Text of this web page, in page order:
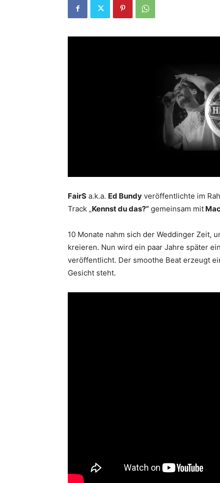
FairS a.k.a. Ed Bundy veröffentlichte im
Track „Kennst du das?“ gemeinsam mit
10 Monate nahm sich der Weddinger Zeit,
kreieren. Nun wird ein paar Jahre später
veröffentlicht. Der smoothe Beat erzeugt
Gesicht steht.